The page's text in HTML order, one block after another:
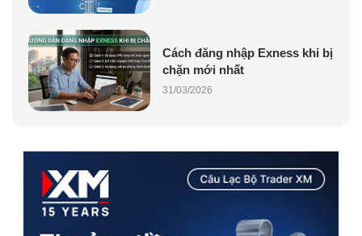
Cách đăng nhập Exness khi bị
chặn mới nhất
31/03/2026